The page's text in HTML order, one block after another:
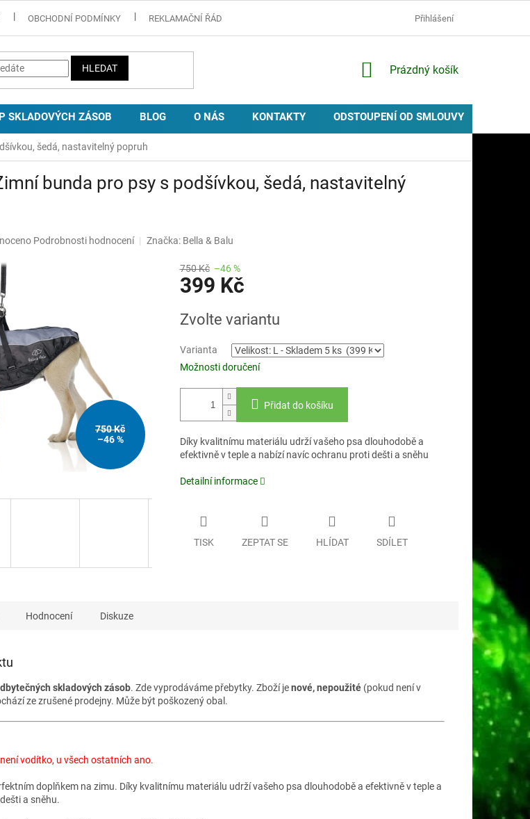
OBCHODNÍ PODMÍNKY REKLAMAČNÍ ŘÁD ZÁSADY POUŽÍVÁNÍ COOKIES
Přihlášení
HLEDAT
NÁKUPNÍ
Prázdný košík
SKLADOVÝCH ZÁSOB BLOG O NÁS KONTAKTY ODSTOUPENÍ OD SMLOUVY
šedá, nastavitelný popruh
bunda pro psy s podšívkou, šedá, nastavitelný
Podrobnosti hodnocení Značka: Bella & Balu
750 Kč
–46 %
750 Kč –46 %
399 Kč
cena:
Zvolte variantu
Varianta
Možnosti doručení
Přidat do košíku
Díky kvalitnímu materiálu udrží vašeho psa dlouhodobě a
efektivně v teple a nabízí navíc ochranu proti dešti a sněhu
Detailní informace
TISK ZEPTAT SE HLÍDAT SDÍLET
Hodnocení Diskuze
skladových zásob. Zde vyprodáváme přebytky. Zboží jenové, nepoužité (pokud není v
ze zrušené prodejny. Může být poškozený obal.
vodítko, u všech ostatních ano.
doplňkem na zimu. Díky kvalitnímu materiálu udrží vašeho psa dlouhodobě a efektivně v teple a
a sněhu.